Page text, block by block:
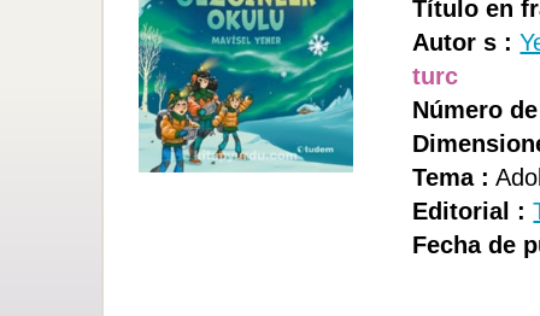
Título en
Autor s :
turc
Número
Tema :
Editorial :
Fecha de